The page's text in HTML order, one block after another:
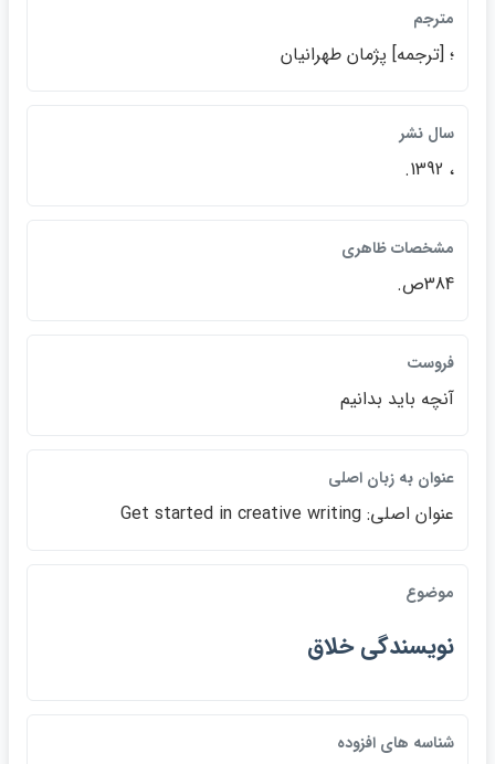
مترجم
؛ [ترجمه] پژمان طهرانيان
سال نشر
، 1392.
مشخصات ظاهري
384ص.
فروست
آنچه بايد بدانيم
عنوان به زبان اصلي
عنوان اصلي: Get started in creative writing
موضوع
نويسندگي خلاق
شناسه هاي افزوده